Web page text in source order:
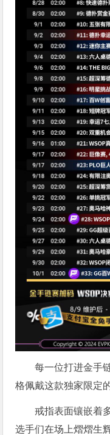
每一位打进金手
格佩戴这款独家限定
戒指表面镶嵌着
选手们在场上熠熠生